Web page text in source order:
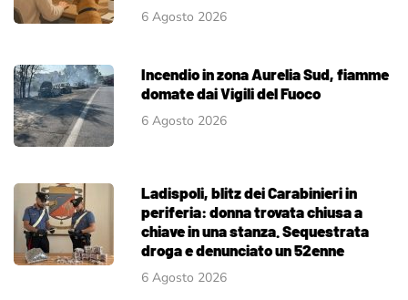
6 Agosto 2026
Incendio in zona Aurelia Sud, fiamme
domate dai Vigili del Fuoco
6 Agosto 2026
Ladispoli, blitz dei Carabinieri in
periferia: donna trovata chiusa a
chiave in una stanza. Sequestrata
droga e denunciato un 52enne
6 Agosto 2026